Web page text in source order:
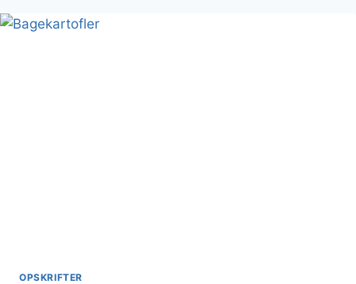
OG
FETAOST
OPSKRIFTER